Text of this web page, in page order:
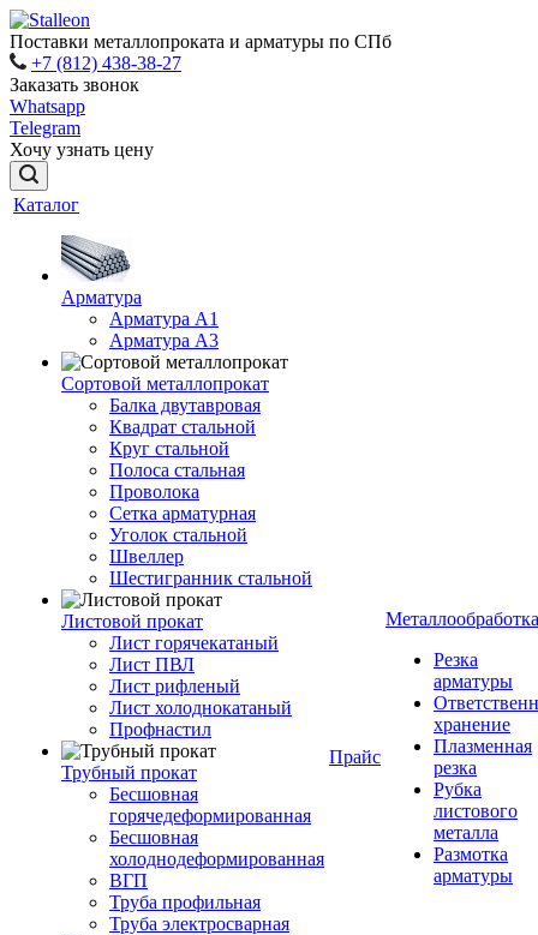
Поставки металлопроката и арматуры по СПб
+7 (812) 438-38-27
Заказать звонок
Whatsapp
Telegram
Хочу узнать цену
Каталог
Арматура
Арматура A1
Арматура А3
Сортовой металлопрокат
Балка двутавровая
Квадрат стальной
Круг стальной
Полоса стальная
Проволока
Сетка арматурная
Уголок стальной
Швеллер
Шестигранник стальной
Листовой прокат
Лист горячекатаный
Лист ПВЛ
Лист рифленый
Лист холоднокатаный
Профнастил
Трубный прокат
Бесшовная
горячедеформированная
Бесшовная
холоднодеформированная
ВГП
Труба профильная
Труба электросварная
Прайс
Металлообработка
Резка
арматуры
хранение
Плазменная
резка
Рубка
листового
металла
Размотка
арматуры